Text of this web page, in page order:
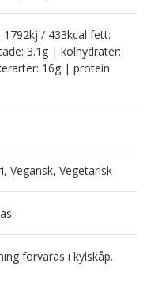
1792kj / 433kcal fett:
3.1g | kolhydrater:
16g | protein:
Vegansk, Vegetarisk
förvaras i kylskåp.